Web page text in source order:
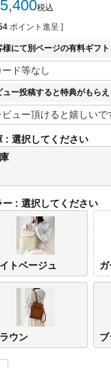
税込
ポイント進呈 ]
様にて別ページの有料ギフ
ュー投稿すると特典がもら
選択してください
ー 選択してください
トベージュ ガ
ウン ブ